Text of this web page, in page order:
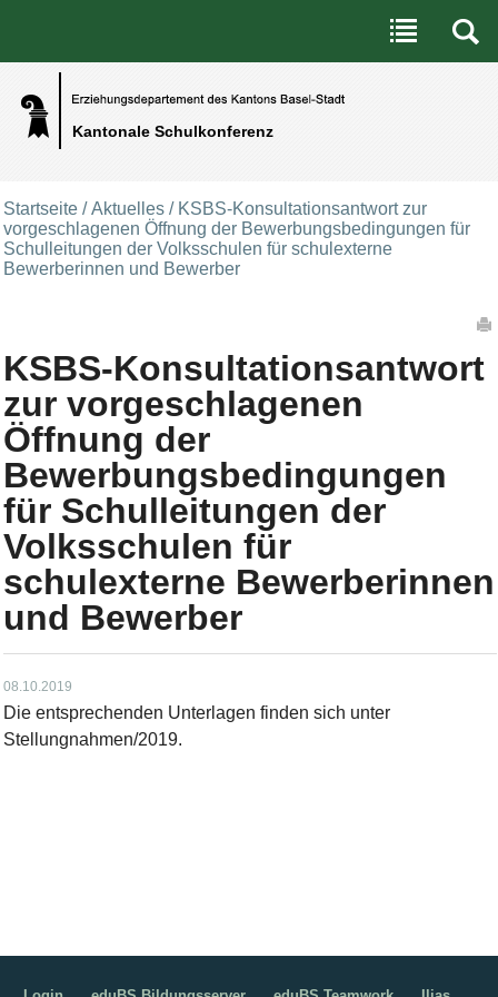
Kantonale Schulkonferenz
Benutzerspezifische Werkzeuge
Direkt zum Inhalt|Direkt zur Navigation
Startseite /Aktuelles / KSBS-Konsultationsantwort zur
vorgeschlagenen Öffnung der Bewerbungsbedingungen für
Schulleitungen der Volksschulen für schulexterne
Bewerberinnen und Bewerber
KSBS-Konsultationsantwort
zur vorgeschlagenen
Öffnung der
Bewerbungsbedingungen
für Schulleitungen der
Volksschulen für
schulexterne Bewerberinnen
und Bewerber
08.10.2019
Die entsprechenden Unterlagen finden sich unter
Stellungnahmen/2019.